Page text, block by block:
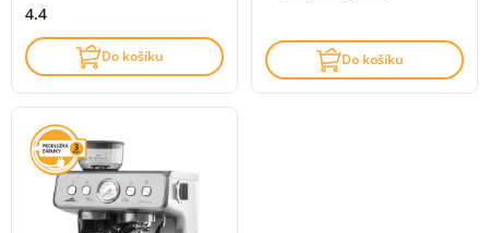
4.4
Do košíku Do košíku